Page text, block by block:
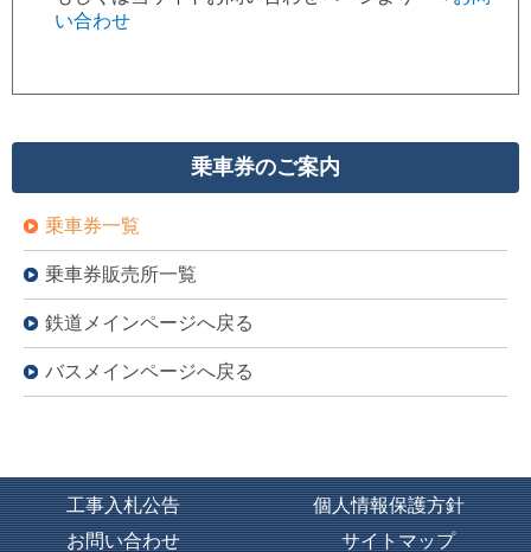
い合わせ
乗車券のご案内
乗車券一覧
乗車券販売所一覧
鉄道メインページへ戻る
バスメインページへ戻る
工事入札公告
個人情報保護方針
お問い合わせ
サイトマップ